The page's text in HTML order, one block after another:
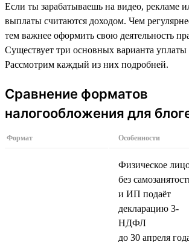
Если ты зарабатываешь на видео, рекламе
выплаты считаются доходом. Чем
тем важнее оформить свою деятельность
Существует три основных варианта уплаты
Рассмотрим каждый из них подробней.
Сравнение форматов
налогообложения для
Формат Особенности
Физическое
без
и ИП подаёт
декларацию 3-
НДФЛ
до 30 апреля